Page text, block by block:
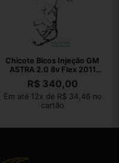
Chicote Bicos Injeção GM
ASTRA 2.0 8v Flex 2011
94701436
R$340,00
Em até 12x de R$ 34,46 no
cartão